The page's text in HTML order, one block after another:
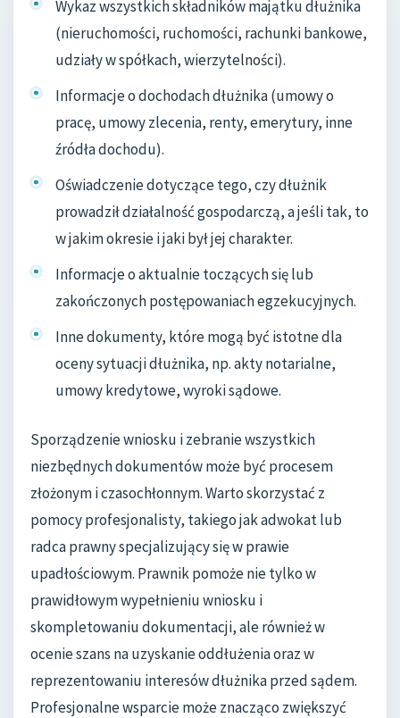
Wykaz wszystkich składników majątku dłużnika
(nieruchomości, ruchomości, rachunki bankowe,
udziały w spółkach, wierzytelności).
Informacje o dochodach dłużnika (umowy o
pracę, umowy zlecenia, renty, emerytury, inne
źródła dochodu).
Oświadczenie dotyczące tego, czy dłużnik
prowadził działalność gospodarczą, a jeśli tak, to
w jakim okresie i jaki był jej charakter.
Informacje o aktualnie toczących się lub
zakończonych postępowaniach egzekucyjnych.
Inne dokumenty, które mogą być istotne dla
oceny sytuacji dłużnika, np. akty notarialne,
umowy kredytowe, wyroki sądowe.
Sporządzenie wniosku i zebranie wszystkich
niezbędnych dokumentów może być procesem
złożonym i czasochłonnym. Warto skorzystać z
pomocy profesjonalisty, takiego jak adwokat lub
radca prawny specjalizujący się w prawie
upadłościowym. Prawnik pomoże nie tylko w
prawidłowym wypełnieniu wniosku i
skompletowaniu dokumentacji, ale również w
ocenie szans na uzyskanie oddłużenia oraz w
reprezentowaniu interesów dłużnika przed sądem.
Profesjonalne wsparcie może znacząco zwiększyć